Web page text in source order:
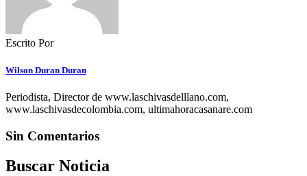
Escrito Por
Wilson Duran Duran
Periodista, Director de www.laschivasdelllano.com,
www.laschivasdecolombia.com, ultimahoracasanare.com
Sin Comentarios
Buscar Noticia